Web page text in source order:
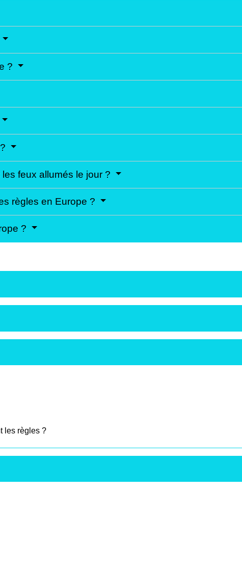
?
feux allumés le jour ?
règles en Europe ?
?
les règles ?